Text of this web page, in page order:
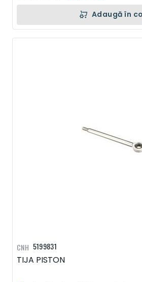
Adaugă în
5199831
TIJA PISTON
CNH